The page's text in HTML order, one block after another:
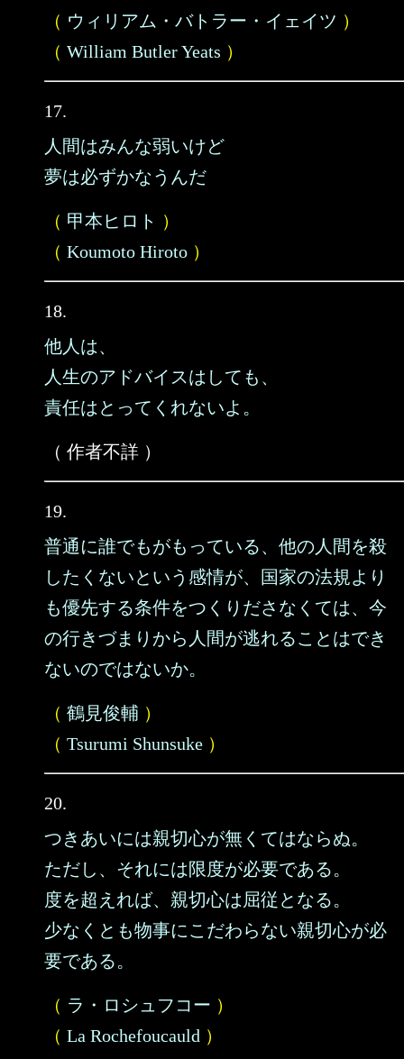
（ ウィリアム・バトラー・イェイツ ）
（ William Butler Yeats ）
17.
人間はみんな弱いけど
夢は必ずかなうんだ
（ 甲本ヒロト ）
（ Koumoto Hiroto ）
18.
他人は、
人生のアドバイスはしても、
責任はとってくれないよ。
（ 作者不詳 ）
19.
普通に誰でもがもっている、他の人間を殺
したくないという感情が、国家の法規より
も優先する条件をつくりださなくては、今
の行きづまりから人間が逃れることはでき
ないのではないか。
（ 鶴見俊輔 ）
（ Tsurumi Shunsuke ）
20.
つきあいには親切心が無くてはならぬ。
ただし、それには限度が必要である。
度を超えれば、親切心は屈従となる。
少なくとも物事にこだわらない親切心が必
要である。
（ ラ・ロシュフコー ）
（ La Rochefoucauld ）